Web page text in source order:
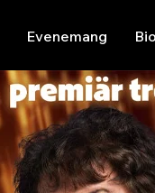
Evenemang